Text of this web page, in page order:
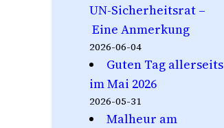
UN-Sicherheitsrat –
Eine Anmerkung
2026-06-04
Guten Tag allerseits
im Mai 2026
2026-05-31
Malheur am